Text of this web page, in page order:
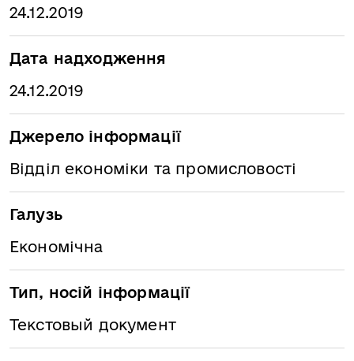
24.12.2019
Дата надходження
24.12.2019
Джерело інформації
Відділ економіки та промисловості
Галузь
Економічна
Тип, носій інформації
Текстовый документ